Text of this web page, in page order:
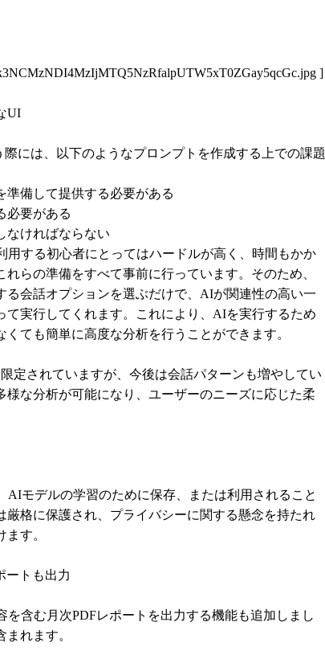
]
UI
には、以下のようなプロンプトを作成する上での課題
準備して提供する必要がある
必要がある
なければならない
用する初心者にとってはハードルが高く、時間もかか
らの準備をすべて事前に行っています。そのため、
る会話オプションを選ぶだけで、AIが関連性の高い一
て実行してくれます。これにより、AIを実行するため
ても簡単に高度な分析を行うことができます。
定されていますが、今後は会話パターンも増やしてい
様な分析が可能になり、ユーザーのニーズに応じた柔
AIモデルの学習のために保存、または利用されること
厳格に保護され、プライバシーに関する懸念を持たれ
す。
ートも出力
含む月次PDFレポートを出力する機能も追加しまし
れます。